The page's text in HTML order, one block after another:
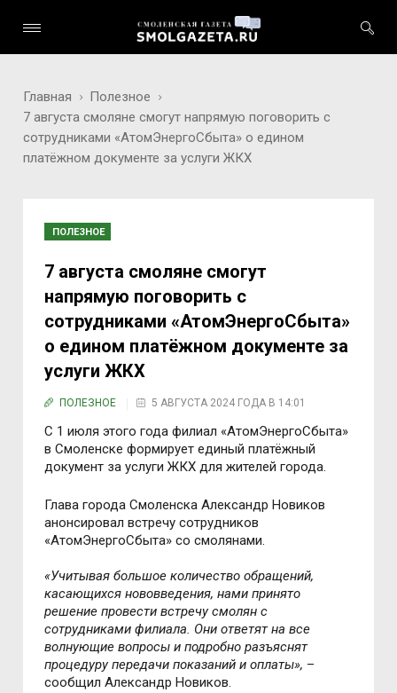
Главная
Полезное
7 августа смоляне смогут напрямую поговорить с
сотрудниками «АтомЭнергоСбыта» о едином
платёжном документе за услуги ЖКХ
ПОЛЕЗНОЕ
7 августа смоляне смогут
напрямую поговорить с
сотрудниками «АтомЭнергоСбыта»
о едином платёжном документе за
услуги ЖКХ
ПОЛЕЗНОЕ 5 АВГУСТА 2024 ГОДА В 14:01
С 1 июля этого года филиал «АтомЭнергоСбыта»
в Смоленске формирует единый платёжный
документ за услуги ЖКХ для жителей города.
Глава города Смоленска Александр Новиков
анонсировал встречу сотрудников
«АтомЭнергоСбыта» со смолянами.
«Учитывая большое количество обращений,
касающихся нововведения, нами принято
решение провести встречу смолян с
сотрудниками филиала. Они ответят на все
волнующие вопросы и подробно разъяснят
процедуру передачи показаний и оплаты», –
сообщил Александр Новиков.